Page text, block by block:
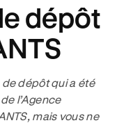
dépôt
de dépôt qui a été
l’Agence
mais vous ne